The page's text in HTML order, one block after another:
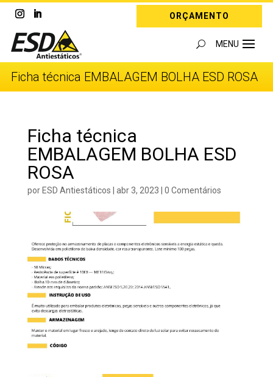
ORÇAMENTO
Ficha técnica EMBALAGEM BOLHA ESD ROSA
Ficha técnica
EMBALAGEM BOLHA ESD
ROSA
porESD Antiestáticos | abr 3, 2023 | 0 Comentários